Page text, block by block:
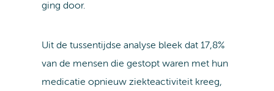
ging door.
Uit de tussentijdse analyse bleek dat 17,8%
van de mensen die gestopt waren met hun
medicatie opnieuw ziekteactiviteit kreeg,